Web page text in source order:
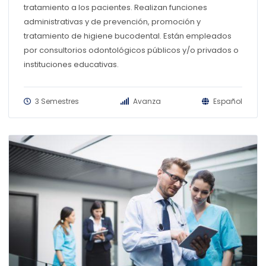
tratamiento a los pacientes. Realizan funciones
administrativas y de prevención, promoción y
tratamiento de higiene bucodental. Están empleados
por consultorios odontológicos públicos y/o privados o
instituciones educativas.
3 Semestres Avanza Español